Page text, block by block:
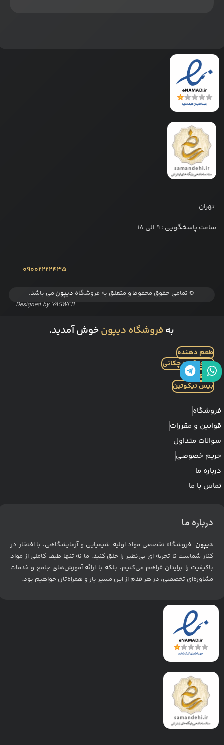
تهران
ساعت پاسخگویی : 9 الی 18
09002222435
© تمامی حقوق محفوظ و متعلق به فروشگاه دیپون می باشد.
Designed by YASWEB
به فروشگاه دیپونخوش آمدید.
طعم دهنده
بطری قطره چکانی
نیکوتین
بیس نیکوتین
فروشگاه
قوانین و مقررات
سوالات متداول
حریم خصوصی
درباره ما
تماس با ما
درباره ما
دیپون، فروشگاه تخصصی مواد اولیه شیمیایی و آزمایشگاهی، با افتخار در
کنار شماست تا تجربه ای بی‌نظیر را خلق کنید. ما نه تنها طیف کاملی از مواد
باکیفیت را برایتان فراهم می‌کنیم، بلکه با ارائه آموزش‌های جامع و خدمات
مشاوره‌ای تخصصی، در هر قدم از این مسیر یار و همراه‌تان خواهیم بود.